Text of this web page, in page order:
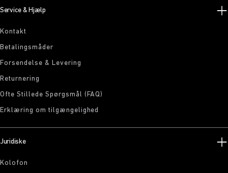
Service & Hjælp
Kontakt
Betalingsmåder
Forsendelse & Levering
Returnering
Ofte Stillede Spørgsmål (FAQ)
Erklæring om tilgængelighed
Juridiske
Kolofon